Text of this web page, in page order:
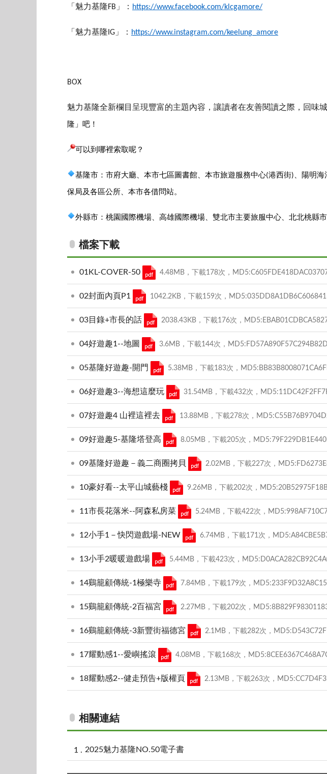
「魅力基隆FB 」： https://www.facebook.com/klcgamore/
「魅力基隆 IG 」： https://www.instagram.com/keelung_amore
BOX
魅力基隆全新欄目呈現豐富的主題內容，讓讀者在友善閱讀之際，回味
隆」吧！
可以到哪裡索取呢？
基隆市：市府大廳、本市七區圖書館、本市旅遊服務中心(港西街) 、陽明海
保局及各區公所、本市各借問站。
外縣市：桃園國際機場、高雄國際機場、雙北市主要旅服中心、北北桃縣
檔案下載
01KL-COVER-50 4.48MB，下載178次，
02封面內頁P1 1042.2KB，下載159次，
03目錄+市長的話 2038.43KB，下載176次，
04好遊趣1--地圖 3.6MB，下載144次，
05基隆好遊趣-開門 5.38MB，下載183次，
06好遊趣3--海想這麼玩 31.54MB，下載432次，
07好遊趣4 山裡這裡去 13.88MB，下載278次，
09好遊趣5-基隆塔登高 8.05MB，下載205次，
09基隆好遊趣－義二商圈拷貝 2.02MB，下載227次，
10豪好看--太平山城藝棧 9.26MB，下載202次，
11市長花落米--阿森私房菜 5.24MB，下載422次，
12小手1－快閃遊戲場-NEW 6.74MB，下載171次，
13小手2暖暖遊戲場 5.44MB，下載423次，
14鷄籠顧傳統-1極樂寺 7.84MB，下載179次，
15鷄籠顧傳統-2百福宮 2.27MB，下載202次，
16鷄籠顧傳統-3新豐街福德宮 2.1MB，下載282次，
17耀動感1--愛嶼搖滾 4.08MB，下載168次，
18耀動感2--健走預告+版權頁 2.13MB，下載263次，
相關連結
2025魅力基隆NO.50電子書